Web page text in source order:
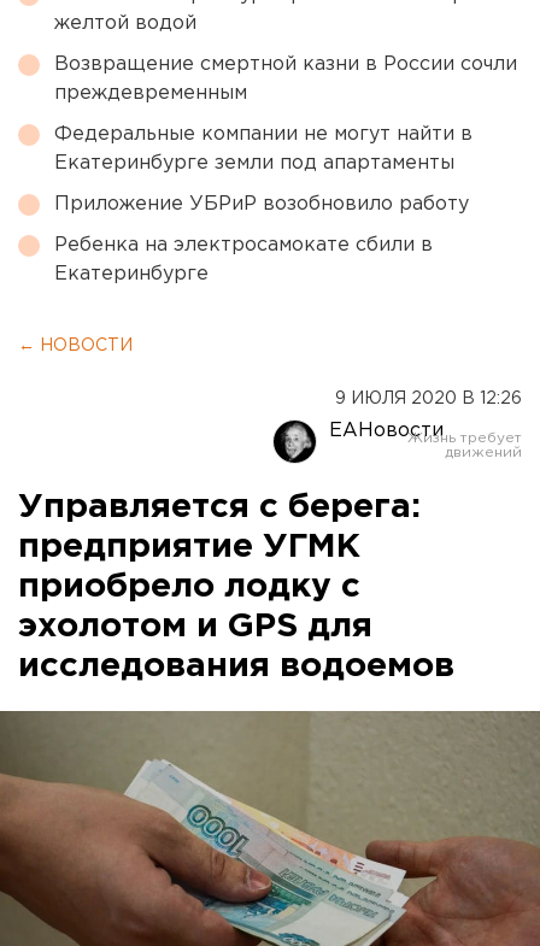
желтой водой
Возвращение смертной казни в России сочли
преждевременным
Федеральные компании не могут найти в
Екатеринбурге земли под апартаменты
Приложение УБРиР возобновило работу
Ребенка на электросамокате сбили в
Екатеринбурге
← НОВОСТИ
9 ИЮЛЯ 2020 В 12:26
ЕАНовости
Управляется с берега:
предприятие УГМК
приобрело лодку с
эхолотом и GPS для
исследования водоемов